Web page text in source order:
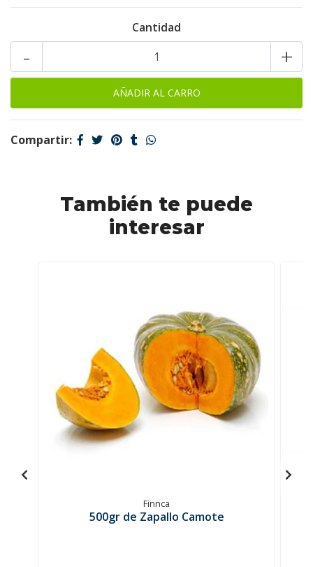
Cantidad
+
-
Compartir:
También te puede
interesar
Finnca
500gr de Zapallo Camote